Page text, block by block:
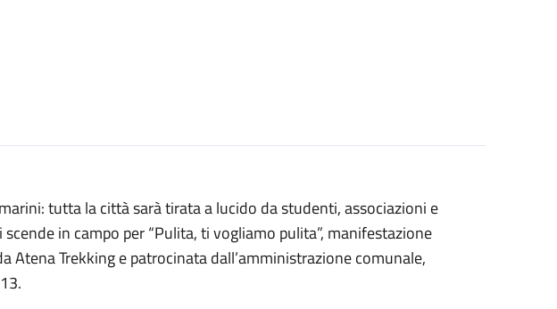
tutta la città sarà tirata a lucido da studenti, associazioni e
in campo per “Pulita, ti vogliamo pulita”, manifestazione
Atena Trekking e patrocinata dall’amministrazione comunale,